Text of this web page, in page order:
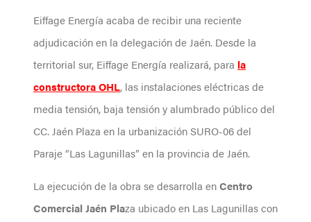
Eiffage Energía acaba de recibir una reciente
adjudicación en la delegación de Jaén. Desde la
territorial sur, Eiffage Energía realizará, para la
constructora OHL, las instalaciones eléctricas de
media tensión, baja tensión y alumbrado público del
CC. Jaén Plaza en la urbanización SURO-06 del
Paraje “Las Lagunillas” en la provincia de Jaén.
La ejecución de la obra se desarrolla enCentro
Comercial Jaén Plaza ubicado en Las Lagunillas con